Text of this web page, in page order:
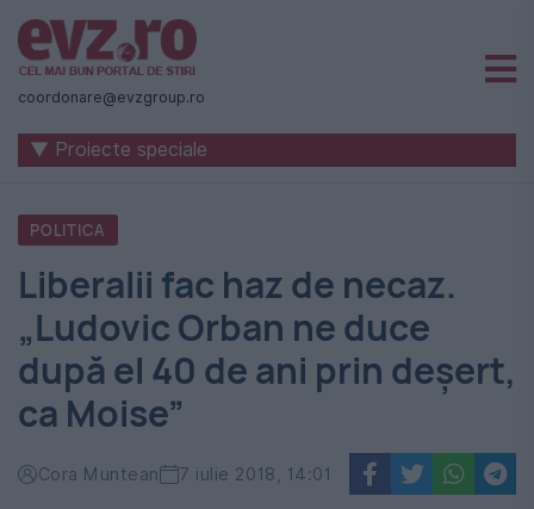
Știri
naționale
internaționale
România
-
Evenimentul
Zilei
coordonare@evzgroup.ro
▼ Proiecte speciale
POLITICA
Liberalii fac haz de necaz.
„Ludovic Orban ne duce
după el 40 de ani prin deșert,
ca Moise”
Cora Muntean 7 iulie 2018, 14:01